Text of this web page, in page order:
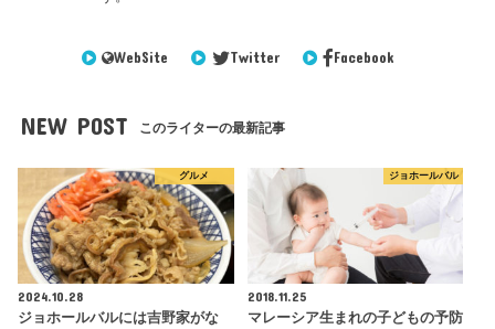
WebSite Twitter Facebook
NEW POST このライターの最新記事
グルメ
2024.10.28
ジョホールバルには吉野家がな
ジョホールバル
2018.11.25
マレーシア生まれの子どもの予防